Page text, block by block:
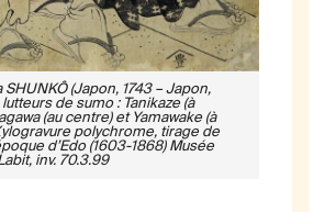
SHUNKÔ (Japon, 1743 – Japon,
lutteurs de sumo : Tanikaze (à
(au centre) et Yamawake (à
polychrome, tirage de
d’Edo (1603-1868) Musée
inv. 70.3.99